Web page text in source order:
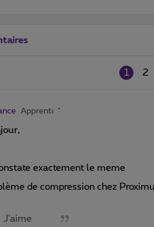
1 2
Apprenti
exactement le meme
de compression chez
J'aime